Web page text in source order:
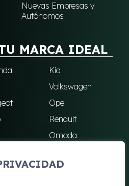
Nuevas Empresas y
Autónomos
MARCA IDEAL
Kia
Volkswagen
Opel
Renault
Omoda
Todas las marcas